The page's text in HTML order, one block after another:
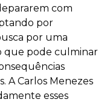
com
por
por uma
que pode culminar
A Carlos Menezes
esses